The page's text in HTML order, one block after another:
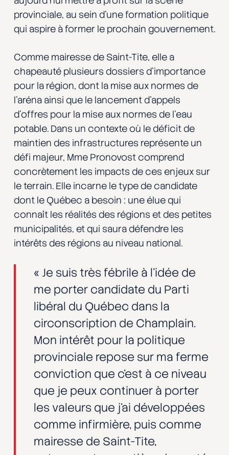
provinciale, au sein d’une formation politique
qui aspire à former le prochain gouvernement.
Comme mairesse de Saint-Tite, elle a
chapeauté plusieurs dossiers d’importance
pour la région, dont la mise aux normes de
l’aréna ainsi que le lancement d’appels
d’offres pour la mise aux normes de l’eau
potable. Dans un contexte où le déficit de
maintien des infrastructures représente un
défi majeur, Mme Pronovost comprend
concrètement les impacts de ces enjeux sur
le terrain. Elle incarne le type de candidate
dont le Québec a besoin : une élue qui
connaît les réalités des régions et des petites
municipalités, et qui saura défendre les
intérêts des régions au niveau national.
« Je suis très fébrile à l’idée de
me porter candidate du Parti
libéral du Québec dans la
circonscription de Champlain.
Mon intérêt pour la politique
provinciale repose sur ma ferme
conviction que c’est à ce niveau
que je peux continuer à porter
les valeurs que j’ai développées
comme infirmière, puis comme
mairesse de Saint-Tite,